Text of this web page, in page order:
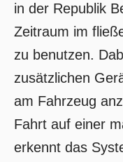
in der Republik
Zeitraum im
zu benutzen.
zusätzlichen
am Fahrzeug
Fahrt auf einer
erkennt das